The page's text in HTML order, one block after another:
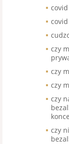
czy
czy
czy
czy
czy